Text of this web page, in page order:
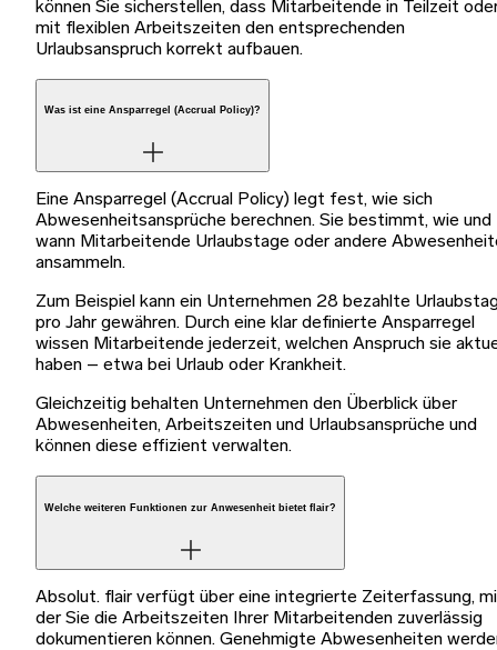
können Sie sicherstellen, dass Mitarbeitende in Teilzeit
mit flexiblen Arbeitszeiten den entsprechenden
Urlaubsanspruch korrekt aufbauen.
Was ist eine Ansparregel (Accrual Policy)?
Eine Ansparregel (Accrual Policy) legt fest, wie sich
Abwesenheitsansprüche berechnen. Sie bestimmt, wie und
wann Mitarbeitende Urlaubstage oder andere
ansammeln.
Zum Beispiel kann ein Unternehmen 28 bezahlte
pro Jahr gewähren. Durch eine klar definierte Ansparregel
wissen Mitarbeitende jederzeit, welchen Anspruch sie
haben – etwa bei Urlaub oder Krankheit.
Gleichzeitig behalten Unternehmen den Überblick über
Abwesenheiten, Arbeitszeiten und Urlaubsansprüche und
können diese effizient verwalten.
Welche weiteren Funktionen zur Anwesenheit bietet flair?
Absolut. flair verfügt über eine integrierte Zeiterfassung,
der Sie die Arbeitszeiten Ihrer Mitarbeitenden zuverlässig
dokumentieren können. Genehmigte Abwesenheiten